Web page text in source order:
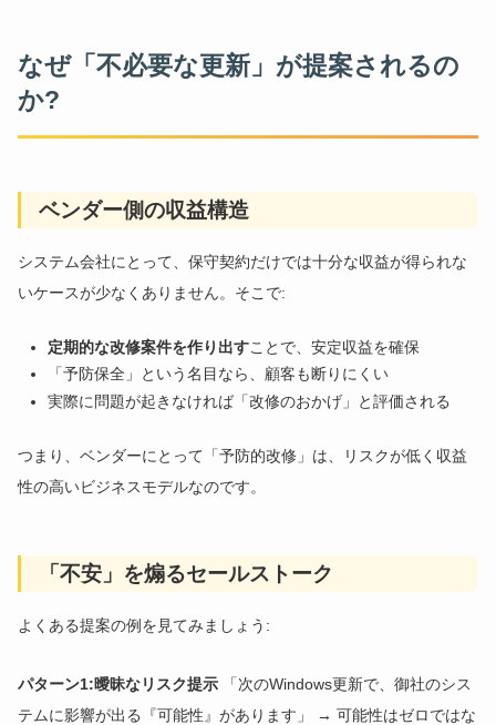
なぜ「不必要な更新」が提案されるの
か?
ベンダー側の収益構造
システム会社にとって、保守契約だけでは十分な収益が得られな
いケースが少なくありません。そこで:
定期的な改修案件を作り出すことで、安定収益を確保
「予防保全」という名目なら、顧客も断りにくい
実際に問題が起きなければ「改修のおかげ」と評価される
つまり、ベンダーにとって「予防的改修」は、リスクが低く収益
性の高いビジネスモデルなのです。
「不安」を煽るセールストーク
よくある提案の例を見てみましょう:
パターン1:曖昧なリスク提示 「次のWindows更新で、御社のシス
テムに影響が出る『可能性』があります」 → 可能性はゼロではな